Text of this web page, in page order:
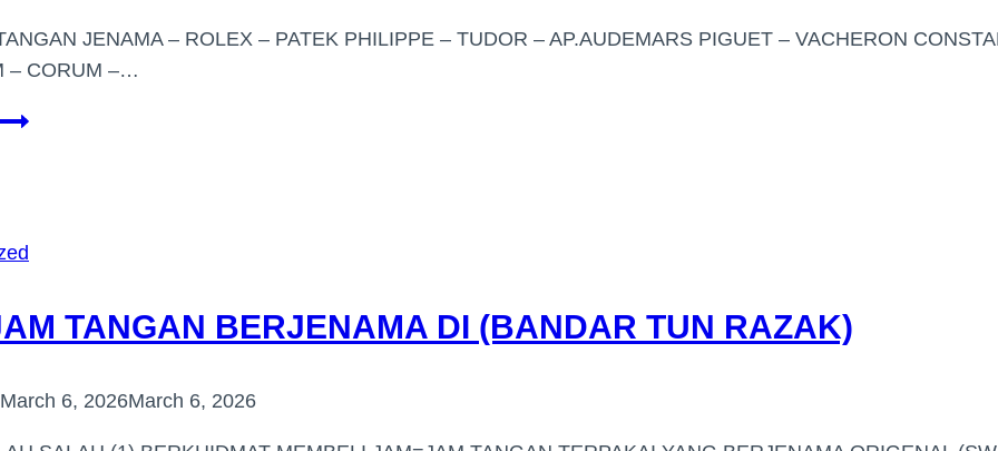
JENAMA – ROLEX – PATEK PHILIPPE – TUDOR – AP.AUDEMARS PIGUET – VACHERON
– CORUM –…
TANGAN BERJENAMA DI (BANDAR TUN RAZAK)
March 6, 2026March 6, 2026